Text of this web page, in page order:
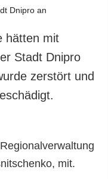
services
Vertraulichkeit
und zum Schutz
personenbezogener
Daten
hätten mit
Stadt Dnipro
zerstört und
mit.